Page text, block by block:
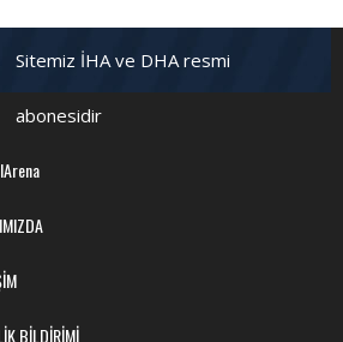
Sitemiz İHA ve DHA resmi
abonesidir
BİLDİRİMİ